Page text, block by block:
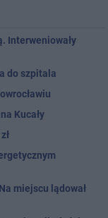
Interweniowały
do szpitala
Kucały
miejscu lądował